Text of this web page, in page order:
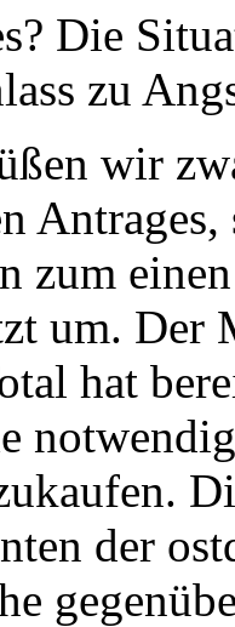
Die
zu
wir
zum
um. Der
hat
der